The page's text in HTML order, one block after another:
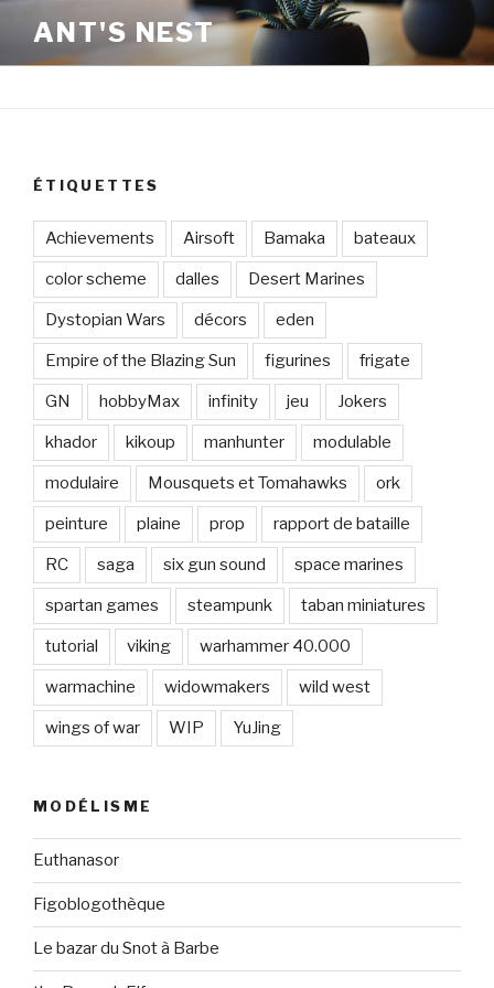
contenu
ANT'S NEST
ÉTIQUETTES
Achievements Airsoft Bamaka bateaux
color scheme dalles Desert Marines
Dystopian Wars décors eden
Empire of the Blazing Sun figurines frigate
GN hobbyMax infinity jeu Jokers
khador kikoup manhunter modulable
modulaire Mousquets et Tomahawks ork
peinture plaine prop rapport de bataille
RC saga six gun sound space marines
spartan games steampunk taban miniatures
tutorial viking warhammer 40.000
warmachine widowmakers wild west
wings of war WIP YuJing
MODÉLISME
Euthanasor
Figoblogothèque
Le bazar du Snot à Barbe